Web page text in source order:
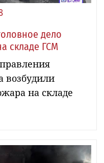
дело
складе ГСМ
возбудили
на складе